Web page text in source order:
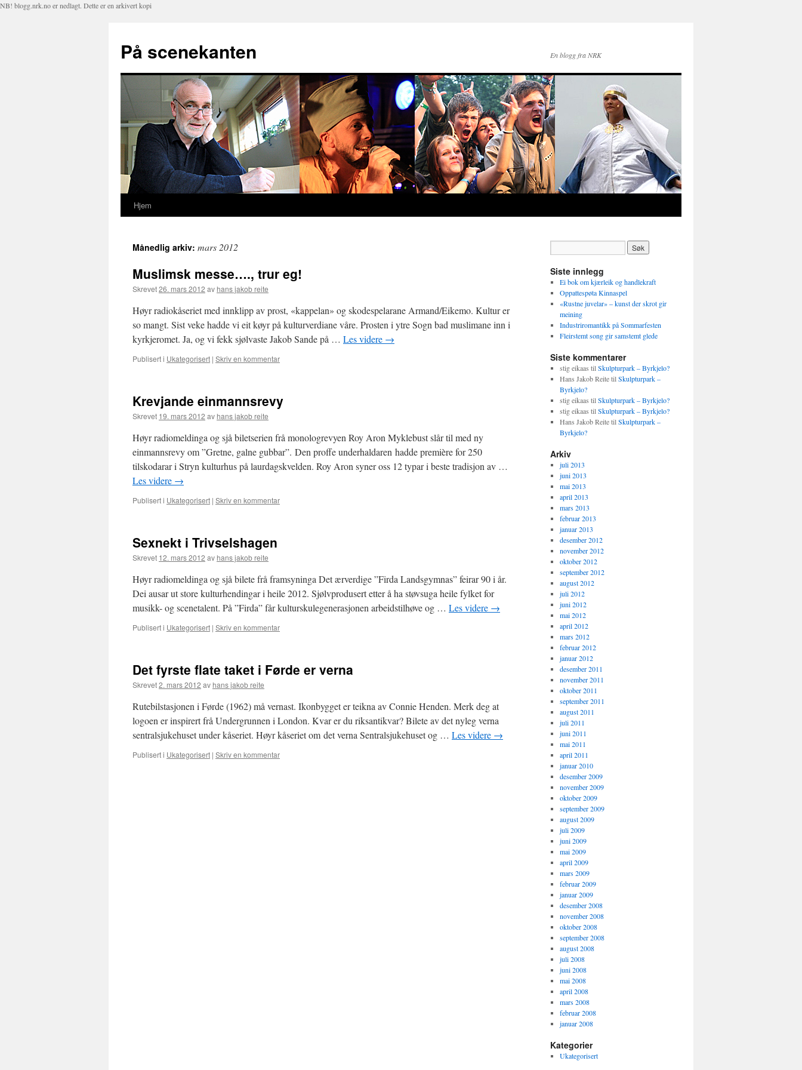
NB! blogg.nrk.no er nedlagt. Dette er en arkivert kopi
På scenekanten En blogg fra NRK
Hopp
innhold
Hjem
Månedlig arkiv: mars 2012
Muslimsk messe…., trur eg!
Skrevet26. mars 2012 av hans jakob reite
Høyr radiokåseriet med innklipp av prost, «kappelan» og skodespelarane Armand/Eikemo. Kultur er
so mangt. Sist veke hadde vi eit køyr på kulturverdiane våre. Prosten i ytre Sogn bad muslimane inn i
kyrkjeromet. Ja, og vi fekk sjølvaste Jakob Sande på … Les videre →
Publisert i Ukategorisert | Skriv en kommentar
Krevjande einmannsrevy
Skrevet 19. mars 2012 av hans jakob reite
Høyr radiomeldinga og sjå biletserien frå monologrevyen Roy Aron Myklebust slår til med ny
einmannsrevy om ”Gretne, galne gubbar”. Den proffe underhaldaren hadde première for 250
tilskodarar i Stryn kulturhus på laurdagskvelden. Roy Aron syner oss 12 typar i beste tradisjon av …
Les videre →
Publisert i Ukategorisert | Skriv en kommentar
Sexnekt i Trivselshagen
Skrevet 12. mars 2012 av hans jakob reite
Høyr radiomeldinga og sjå bilete frå framsyninga Det ærverdige ”Firda Landsgymnas” feirar 90 i år.
Dei ausar ut store kulturhendingar i heile 2012. Sjølvprodusert etter å ha støvsuga heile fylket for
musikk- og scenetalent. På ”Firda” får kulturskulegenerasjonen arbeidstilhøve og … Les videre →
Publisert i Ukategorisert | Skriv en kommentar
Det fyrste flate taket i Førde er verna
Skrevet2. mars 2012 av hans jakob reite
Rutebilstasjonen i Førde (1962) må vernast. Ikonbygget er teikna av Connie Henden. Merk deg at
logoen er inspirert frå Undergrunnen i London. Kvar er du riksantikvar? Bilete av det nyleg verna
sentralsjukehuset under kåseriet. Høyr kåseriet om det verna Sentralsjukehuset og … Les videre →
Publisert i Ukategorisert | Skriv en kommentar
Siste innlegg
Ei bok om kjærleik og handlekraft
Oppattespøta Kinnaspel
«Rustne juvelar» – kunst der skrot gir
meining
Industriromantikk på Sommarfesten
Fleirstemt song gir samstemt glede
Siste kommentarer
stig eikaas tilSkulpturpark – Byrkjelo?
Hans Jakob ReitetilSkulpturpark –
Byrkjelo?
stig eikaas tilSkulpturpark – Byrkjelo?
stig eikaas tilSkulpturpark – Byrkjelo?
Hans Jakob ReitetilSkulpturpark –
Byrkjelo?
Arkiv
juli 2013
juni 2013
mai 2013
april 2013
mars 2013
februar 2013
januar 2013
desember 2012
november 2012
oktober 2012
september 2012
august 2012
juli 2012
juni 2012
mai 2012
april 2012
mars 2012
februar 2012
januar 2012
desember 2011
november 2011
oktober 2011
september 2011
august 2011
juli 2011
juni 2011
mai 2011
april 2011
januar 2010
desember 2009
november 2009
oktober 2009
september 2009
august 2009
juli 2009
juni 2009
mai 2009
april 2009
mars 2009
februar 2009
januar 2009
desember 2008
november 2008
oktober 2008
september 2008
august 2008
juli 2008
juni 2008
mai 2008
april 2008
mars 2008
februar 2008
januar 2008
Kategorier
Ukategorisert